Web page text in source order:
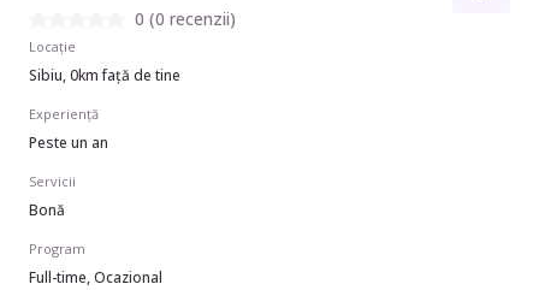
0 (0 recenzii)
Locație
Sibiu, 0km față de tine
Experiență
Peste un an
Servicii
Bonă
Program
Full-time, Ocazional